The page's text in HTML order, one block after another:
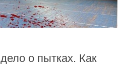
о пытках. Как